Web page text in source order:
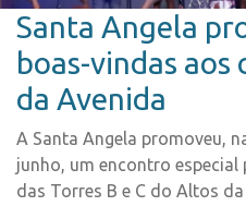
Santa Angela
boas-vindas
da Avenida
A Santa Angela promoveu,
junho, um encontro especial
das Torres B e C do Altos